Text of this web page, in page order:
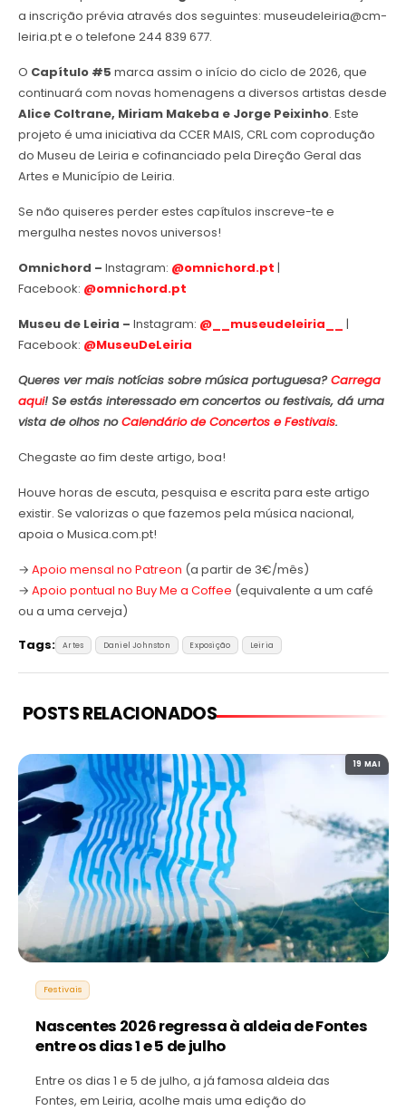
a inscrição prévia através dos seguintes: museudeleiria@cm-
leiria.pt e o telefone 244 839 677.
O Capítulo #5 marca assim o início do ciclo de 2026, que
continuará com novas homenagens a diversos artistas desde
Alice Coltrane, Miriam Makeba e Jorge Peixinho. Este
projeto é uma iniciativa da CCER MAIS, CRL com coprodução
do Museu de Leiria e cofinanciado pela Direção Geral das
Artes e Município de Leiria.
Se não quiseres perder estes capítulos inscreve-te e
mergulha nestes novos universos!
Omnichord – Instagram: @omnichord.pt |
Facebook: @omnichord.pt
Museu de Leiria – Instagram: @__museudeleiria__
|
Facebook: @MuseuDeLeiria
Queres ver mais notícias sobre música portuguesa?Carrega
aqui! Se estás interessado em concertos ou festivais, dá uma
vista de olhos noCalendário de Concertos e Festivais.
Chegaste ao fim deste artigo, boa!
Houve horas de escuta, pesquisa e escrita para este artigo
existir. Se valorizas o que fazemos pela música nacional,
apoia o Musica.com.pt!
→ Apoio mensal no Patreon (a partir de 3€/mês)
→ Apoio pontual no Buy Me a Coffee (equivalente a um café
ou a uma cerveja)
Tags:
Artes Daniel Johnston Exposição Leiria
POSTS RELACIONADOS
19 MAI
Festivais
Nascentes 2026 regressa à aldeia de Fontes
entre os dias 1 e 5 de julho
Entre os dias 1 e 5 de julho, a já famosa aldeia das
Fontes, em Leiria, acolhe mais uma edição do